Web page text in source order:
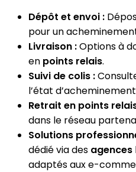
Dépôt et envoi :
pour un
Livraison :Options à
en points relais.
Suivi de colis :
l’état
Retrait en points
dans le réseau
Solutions
dédié via des agences
adaptés aux e-